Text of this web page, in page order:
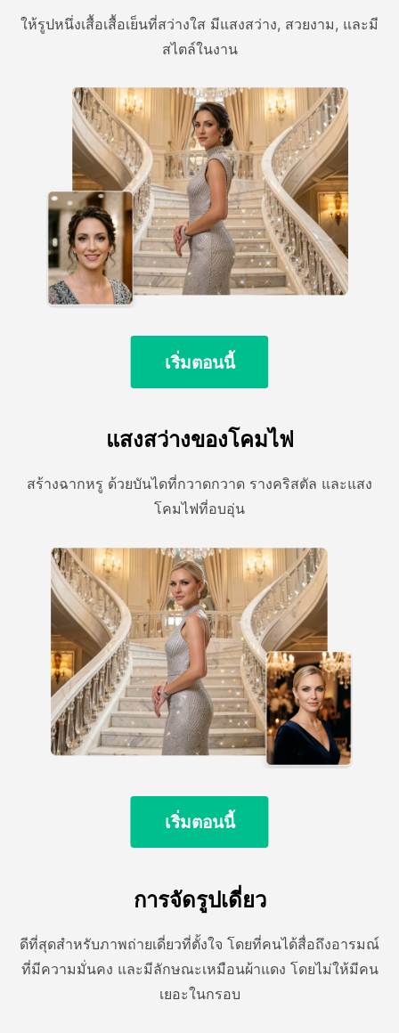
ให้รูปหนึ่งเสื้อเสื้อเย็นที่สว่างใส มีแสงสว่าง, สวยงาม, และมี
สไตล์ในงาน
เริ่มตอนนี้
แสงสว่างของโคมไฟ
สร้างฉากหรู ด้วยบันไดที่กวาดกวาด รางคริสตัล และแสง
โคมไฟที่อบอุ่น
เริ่มตอนนี้
การจัดรูปเดี่ยว
ดีที่สุดสําหรับภาพถ่ายเดี่ยวที่ตั้งใจ โดยที่คนได้สื่อถึงอารมณ์
ที่มีความมั่นคง และมีลักษณะเหมือนผ้าแดง โดยไม่ให้มีคน
เยอะในกรอบ